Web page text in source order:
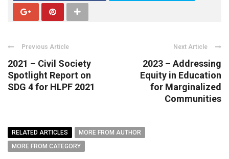
Previous Article
2021 – Civil Society
Spotlight Report on
SDG 4 for HLPF 2021
Next Article
2023 – Addressing
Equity in Education
for Marginalized
Communities
RELATED ARTICLES
MORE FROM AUTHOR
MORE FROM CATEGORY